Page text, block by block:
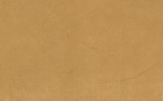
名
名古屋市
に合う肴